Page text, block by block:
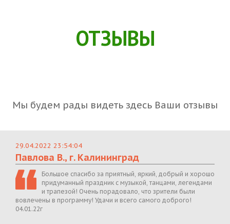
ОТЗЫВЫ
Мы будем рады видеть здесь Ваши отзывы
29.04.2022 23:54:04
Павлова В., г. Калининград
Большое спасибо за приятный, яркий, добрый и хорошо
придуманный праздник с музыкой, танцами, легендами
и трапезой! Очень порадовало, что зрители были
вовлечены в программу! Удачи и всего самого доброго!
04.01.22г